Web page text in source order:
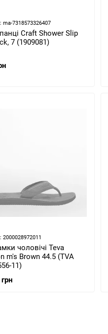
ma-7318573326407
Craft Shower Slip
7 (1909081)
2000028972011
чоловічі Teva
m's Brown 44.5 (TVA
11)